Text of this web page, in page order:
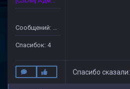
Сообщений: 33
Спасибок: 4
Спасибо сказали: